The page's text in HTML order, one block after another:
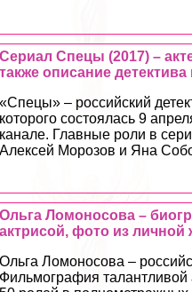
Сериал Спецы (2017) –
также описание
«Спецы» – российский
которого состоялась 9
канале. Главные роли в
Алексей Морозов и Яна
Ольга Ломоносова –
актрисой, фото из
Ольга Ломоносова –
Фильмография талантливой